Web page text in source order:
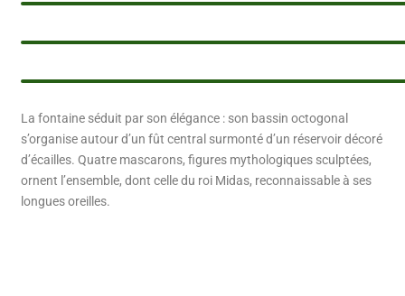
La fontaine séduit par son élégance : son bassin octogonal
s’organise autour d’un fût central surmonté d’un réservoir décoré
d’écailles. Quatre mascarons, figures mythologiques sculptées,
ornent l’ensemble, dont celle du roi Midas, reconnaissable à ses
longues oreilles.